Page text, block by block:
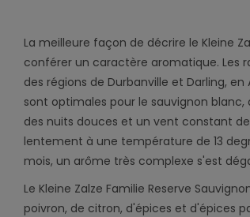
La meilleure façon de décrire le Kleine
conférer un caractère aromatique. Les
des régions de Durbanville et Darling,
sont optimales pour le sauvignon
des nuits douces et un vent constant
lentement à une température de 13
mois, un arôme très complexe s'est
Le Kleine Zalze Familie Reserve
poivron, de citron, d'épices et d'épices